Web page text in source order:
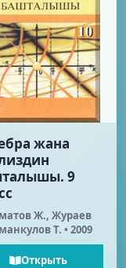
жана
9
Ж., Жураев
Т. • 2009
Открыть